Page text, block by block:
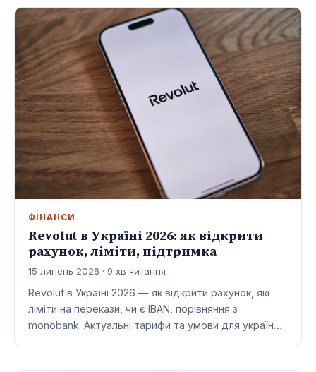
ФІНАНСИ
Revolut в Україні 2026: як відкрити
рахунок, ліміти, підтримка
15 липень 2026 · 9 хв читання
Revolut в Україні 2026 — як відкрити рахунок, які
ліміти на перекази, чи є IBAN, порівняння з
monobank. Актуальні тарифи та умови для україн…